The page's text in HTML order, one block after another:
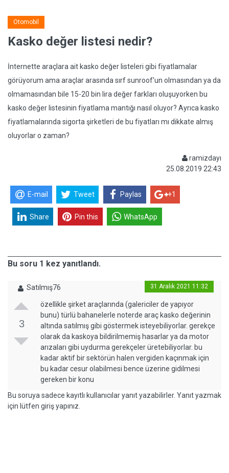
Otomobil
Kasko değer listesi nedir?
İnternette araçlara ait kasko değer listeleri gibi fiyatlamalar
görüyorum ama araçlar arasında sırf sunroof'un olmasından ya da
olmamasından bile 15-20 bin lira değer farkları oluşuyorken bu
kasko değer listesinin fiyatlama mantığı nasıl oluyor? Ayrıca kasko
fiyatlamalarında sigorta şirketleri de bu fiyatları mı dikkate almış
oluyorlar o zaman?
ramizdayı
25.08.2019 22:43
E-mail Tweet Paylas +1
Share Pin this WhatsApp
Bu soru 1 kez yanıtlandı.
Satılmış76 31 Aralık 2021 11:32
3
özellikle şirket araçlarında (galericiler de yapıyor
bunu) türlü bahanelerle noterde araç kasko değerinin
altında satılmış gibi göstermek isteyebiliyorlar. gerekçe
olarak da kaskoya bildirilmemiş hasarlar ya da motor
arızaları gibi uydurma gerekçeler üretebiliyorlar. bu
kadar aktif bir sektörün halen vergiden kaçınmak için
bu kadar cesur olabilmesi bence üzerine gidilmesi
gereken bir konu
Bu soruya sadece kayıtlı kullanıcılar yanıt yazabilirler. Yanıt yazmak
için lütfen giriş yapınız.